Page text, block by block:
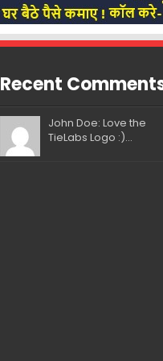
Recent
John Doe: Love the
TieLabs Logo :)...